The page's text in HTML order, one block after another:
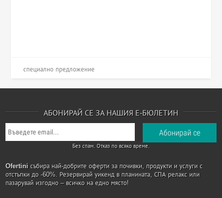
специално предложение
АБОНИРАЙ СЕ ЗА НАШИЯ Е-БЮЛЕТИН
Без спам. Отказ по всяко време.
Ofertini събира най-добрите оферти за почивки, продукти и услуги с
отстъпки до -60%. Резервирай уикенд в планината, СПА релакс или
пазарувай изгодно – всичко на едно място!